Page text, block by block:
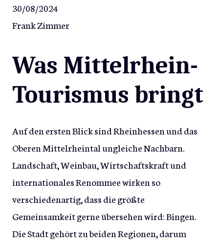
30/08/2024
Frank Zimmer
Was Mittelrhein-
Tourismus bringt
Auf den ersten Blick sind Rheinhessen und das
Oberen Mittelrheintal ungleiche Nachbarn.
Landschaft, Weinbau, Wirtschaftskraft und
internationales Renommee wirken so
verschiedenartig, dass die größte
Gemeinsamkeit gerne übersehen wird: Bingen.
Die Stadt gehört zu beiden Regionen, darum